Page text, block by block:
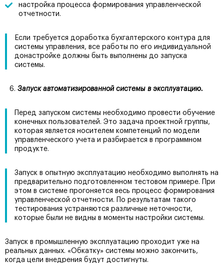
настройка процесса формирования управленческой
отчетности.
Если требуется доработка бухгалтерского контура для
системы управления, все работы по его индивидуальной
донастройке должны быть выполнены до запуска
системы.
Запуск автоматизированной системы в эксплуатацию.
Перед запуском системы необходимо провести обучение
конечных пользователей. Это задача проектной группы,
которая является носителем компетенций по модели
управленческого учета и разбирается в программном
продукте.
Запуск в опытную эксплуатацию необходимо выполнять на
предварительно подготовленном тестовом примере. При
этом в системе прогоняется весь процесс формирования
управленческой отчетности. По результатам такого
тестирования устраняются различные неточности,
которые были не видны в моменты настройки системы.
Запуск в промышленную эксплуатацию проходит уже на
реальных данных. «Обкатку» системы можно закончить,
когда цели внедрения будут достигнуты.